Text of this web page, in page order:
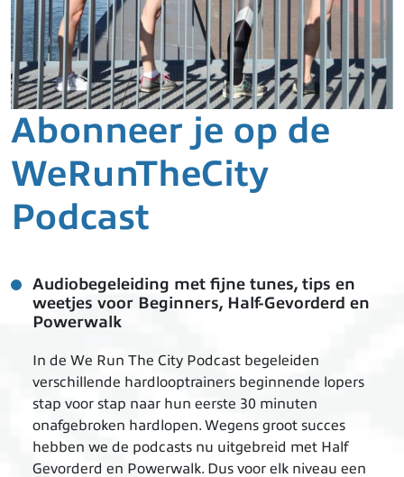
Abonneer je op de
WeRunTheCity
Podcast
Audiobegeleiding met fijne tunes, tips en
weetjes voor Beginners, Half-Gevorderd en
Powerwalk
In de We Run The City Podcast begeleiden
verschillende hardlooptrainers beginnende lopers
stap voor stap naar hun eerste 30 minuten
onafgebroken hardlopen. Wegens groot succes
hebben we de podcasts nu uitgebreid met Half
Gevorderd en Powerwalk. Dus voor elk niveau een